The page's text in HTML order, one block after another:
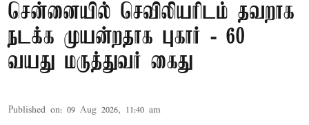
சென்னையில் செவிலியரிடம் தவறாக
நடக்க முயன்றதாக புகார் - 60
வயது மருத்துவர் கைது
Published on: 09 Aug 2026, 11:40 am